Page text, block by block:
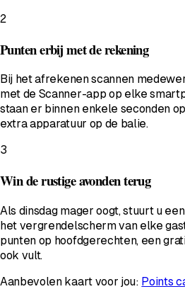
2
Punten erbij met de rekening
Bij het afrekenen scannen
met de Scanner-app op elke
staan er binnen enkele seconden
extra apparatuur op de balie.
3
Win de rustige avonden terug
Als dinsdag mager oogt, stuurt u
het vergrendelscherm van elke
punten op hoofdgerechten, een
ook vult.
Aanbevolen kaart voor jou: Points